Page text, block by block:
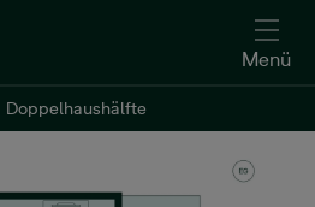
Menü
Doppelhaushälfte
Doppelhaushälfte